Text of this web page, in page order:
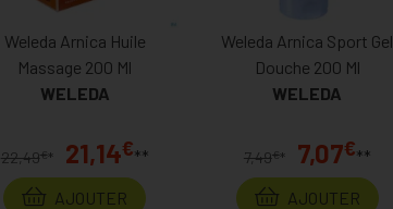
Weleda Arnica Huile
Massage 200 Ml
WELEDA
22,49€ * 21,14€**
AJOUTER
Weleda Arnica Sport Gel
Douche 200 Ml
WELEDA
7,49€* 7,07€**
AJOUTER